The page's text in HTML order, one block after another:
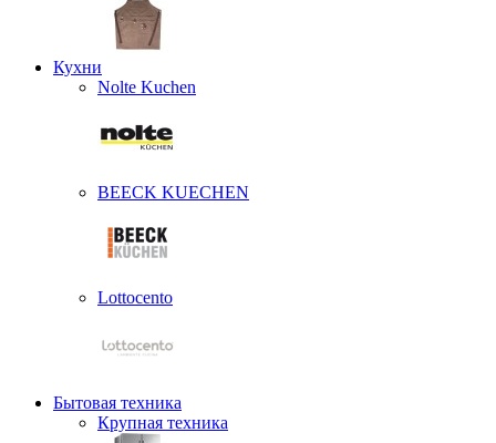
Кухни
Nolte Kuchen
BEECK KUECHEN
Lottocento
Бытовая техника
Крупная техника